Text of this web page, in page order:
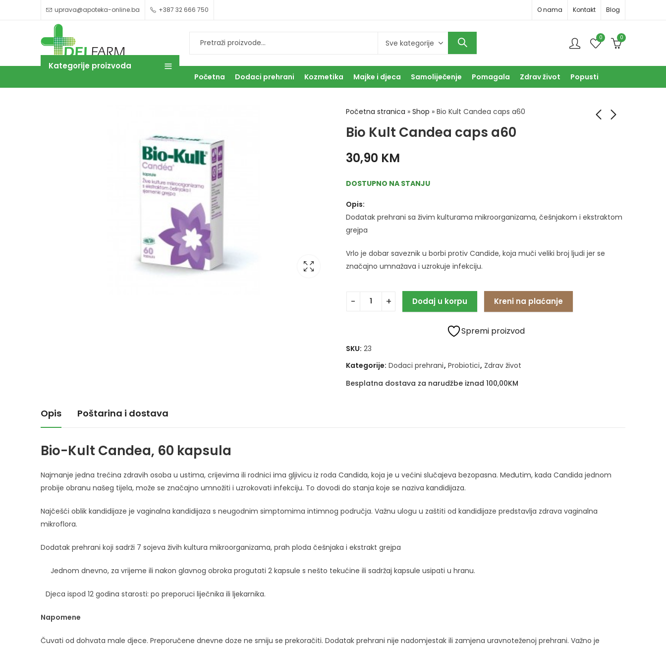
uprava@apoteka-online.ba +387 32 666 750 O nama Kontakt Blog
0 0
Kategorije proizvoda
Početna Dodaci prehrani Kozmetika Majke i djeca Samoliječenje Pomagala Zdrav život Popusti
Početna stranica » Shop » Bio Kult Candea caps a60
Bio Kult Candea caps a60
30,90 KM
DOSTUPNO NA STANJU
Opis:
Dodatak prehrani sa živim kulturama mikroorganizama, češnjakom i ekstraktom
grejpa
Vrlo je dobar saveznik u borbi protiv Candide, koja muči veliki broj ljudi jer se
značajno umnažava i uzrokuje infekciju.
Dodaj u korpu Kreni na plaćanje
Spremi proizvod
SKU: 23
Kategorije: Dodaci prehrani, Probiotici, Zdrav život
Besplatna dostava za narudžbe iznad 100,00KM
Opis Poštarina i dostava
Bio-Kult Candea, 60 kapsula
Najmanje jedna trećina zdravih osoba u ustima, crijevima ili rodnici ima gljivicu iz roda Candida, koja je u većini slučajeva bezopasna. Međutim, kada Candida jednom
probije obranu našeg tijela, može se značajno umnožiti i uzrokovati infekciju. To dovodi do stanja koje se naziva kandidijaza.
Najčešći oblik kandidijaze je vaginalna kandidijaza s neugodnim simptomima intimnog područja. Važnu ulogu u zaštiti od kandidijaze predstavlja zdrava vaginalna
mikroflora.
Dodatak prehrani koji sadrži 7 sojeva živih kultura mikroorganizama, prah ploda češnjaka i ekstrakt grejpa
Jednom dnevno, za vrijeme ili nakon glavnog obroka progutati 2 kapsule s nešto tekućine ili sadržaj kapsule usipati u hranu.
Djeca ispod 12 godina starosti: po preporuci liječnika ili ljekarnika.
Napomene
Čuvati od dohvata male djece. Preporučene dnevne doze ne smiju se prekoračiti. Dodatak prehrani nije nadomjestak ili zamjena uravnoteženoj prehrani. Važno je